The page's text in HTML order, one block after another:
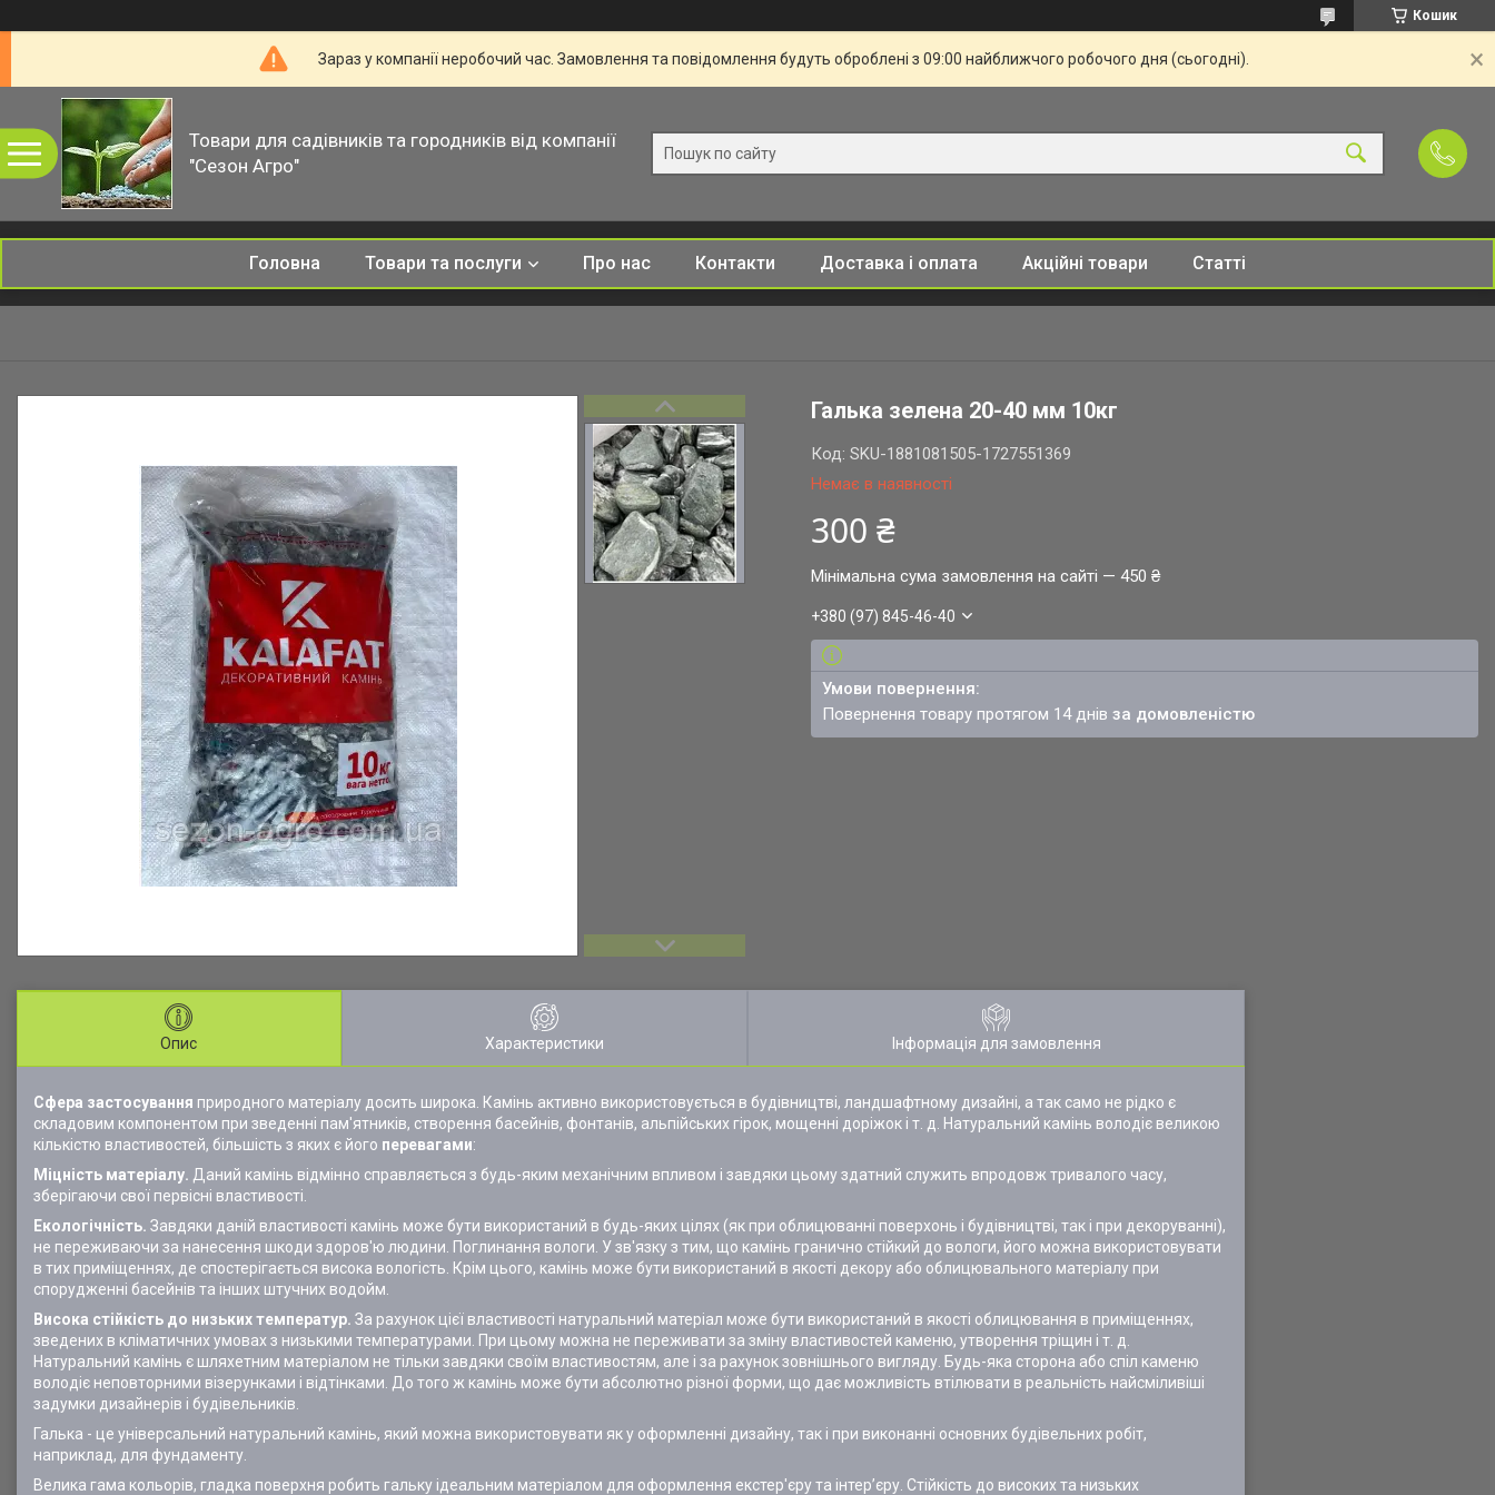
Кошик
Зараз у компанії неробочий час. Замовлення та повідомлення будуть оброблені з 09:00 найближчого робочого дня (сьогодні).
Товари для садівників та городників від компанії
"Сезон Агро"
Головна Товари та послуги Про нас Контакти Доставка і оплата Акційні товари Статті
Галька зелена 20-40 мм 10кг
Немає в наявності
Код:SKU-1881081505-1727551369
300 ₴
Мінімальна сума замовлення на сайті — 450 ₴
+380 (97) 845-46-40
повернення товару протягом 14 днівза домовленістю
Опис Характеристики Інформація для замовлення
Сфера застосування природного матеріалу досить широка. Камінь активно використовується в будівництві, ландшафтному дизайні, а так само не рідко є
складовим компонентом при зведенні пам'ятників, створення басейнів, фонтанів, альпійських гірок, мощенні доріжок і т. д. Натуральний камінь володіє великою
кількістю властивостей, більшість з яких є його перевагами:
Міцність матеріалу. Даний камінь відмінно справляється з будь-яким механічним впливом і завдяки цьому здатний служить впродовж тривалого часу,
зберігаючи свої первісні властивості.
Екологічність. Завдяки даній властивості камінь може бути використаний в будь-яких цілях (як при облицюванні поверхонь і будівництві, так і при декоруванні),
не переживаючи за нанесення шкоди здоров'ю людини. Поглинання вологи. У зв'язку з тим, що камінь гранично стійкий до вологи, його можна використовувати
в тих приміщеннях, де спостерігається висока вологість. Крім цього, камінь може бути використаний в якості декору або облицювального матеріалу при
спорудженні басейнів та інших штучних водойм.
Висока стійкість до низьких температур. За рахунок цієї властивості натуральний матеріал може бути використаний в якості облицювання в приміщеннях,
зведених в кліматичних умовах з низькими температурами. При цьому можна не переживати за зміну властивостей каменю, утворення тріщин і т. д.
Натуральний камінь є шляхетним матеріалом не тільки завдяки своїм властивостям, але і за рахунок зовнішнього вигляду. Будь-яка сторона або спіл каменю
володіє неповторними візерунками і відтінками. До того ж камінь може бути абсолютно різної форми, що дає можливість втілювати в реальність найсміливіші
задумки дизайнерів і будівельників.
Галька - це універсальний натуральний камінь, який можна використовувати як у оформленні дизайну, так і при виконанні основних будівельних робіт,
наприклад, для фундаменту.
Велика гама кольорів, гладка поверхня робить гальку ідеальним матеріалом для оформлення екстер'єру та інтер’єру. Стійкість до високих та низьких